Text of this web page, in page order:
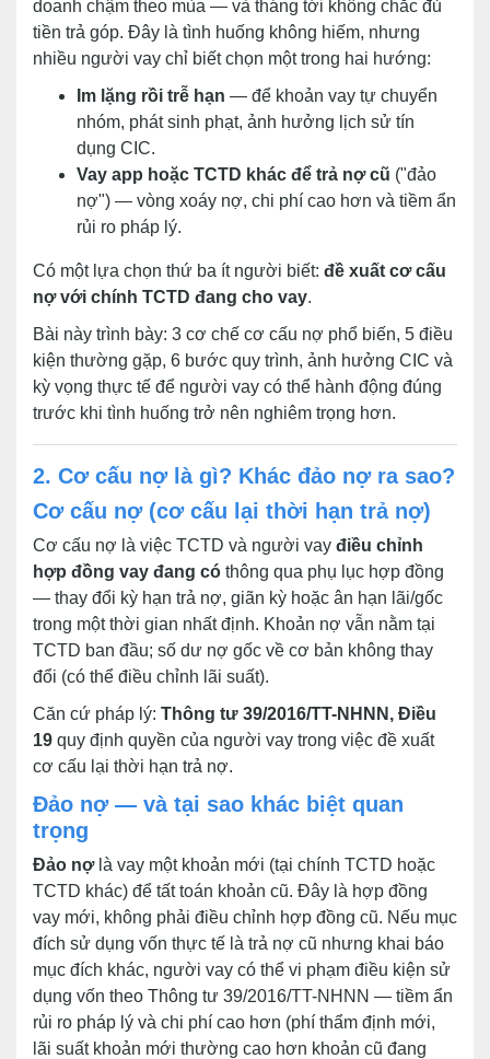
doanh chậm theo mùa — và tháng tới không chắc đủ
tiền trả góp. Đây là tình huống không hiếm, nhưng
nhiều người vay chỉ biết chọn một trong hai hướng:
Im lặng rồi trễ hạn — để khoản vay tự chuyển
nhóm, phát sinh phạt, ảnh hưởng lịch sử tín
dụng CIC.
Vay app hoặc TCTD khác để trả nợ cũ ("đảo
nợ") — vòng xoáy nợ, chi phí cao hơn và tiềm ẩn
rủi ro pháp lý.
Có một lựa chọn thứ ba ít người biết: đề xuất cơ cấu
nợ với chính TCTD đang cho vay.
Bài này trình bày: 3 cơ chế cơ cấu nợ phổ biến, 5 điều
kiện thường gặp, 6 bước quy trình, ảnh hưởng CIC và
kỳ vọng thực tế để người vay có thể hành động đúng
trước khi tình huống trở nên nghiêm trọng hơn.
2. Cơ cấu nợ là gì? Khác đảo nợ ra sao?
Cơ cấu nợ (cơ cấu lại thời hạn trả nợ)
Cơ cấu nợ là việc TCTD và người vay điều chỉnh
hợp đồng vay đang có thông qua phụ lục hợp đồng
— thay đổi kỳ hạn trả nợ, giãn kỳ hoặc ân hạn lãi/gốc
trong một thời gian nhất định. Khoản nợ vẫn nằm tại
TCTD ban đầu; số dư nợ gốc về cơ bản không thay
đổi (có thể điều chỉnh lãi suất).
Căn cứ pháp lý: Thông tư 39/2016/TT-NHNN, Điều
19 quy định quyền của người vay trong việc đề xuất
cơ cấu lại thời hạn trả nợ.
Đảo nợ — và tại sao khác biệt quan
trọng
Đảo nợlà vay một khoản mới (tại chính TCTD hoặc
TCTD khác) để tất toán khoản cũ. Đây là hợp đồng
vay mới, không phải điều chỉnh hợp đồng cũ. Nếu mục
đích sử dụng vốn thực tế là trả nợ cũ nhưng khai báo
mục đích khác, người vay có thể vi phạm điều kiện sử
dụng vốn theo Thông tư 39/2016/TT-NHNN — tiềm ẩn
rủi ro pháp lý và chi phí cao hơn (phí thẩm định mới,
lãi suất khoản mới thường cao hơn khoản cũ đang